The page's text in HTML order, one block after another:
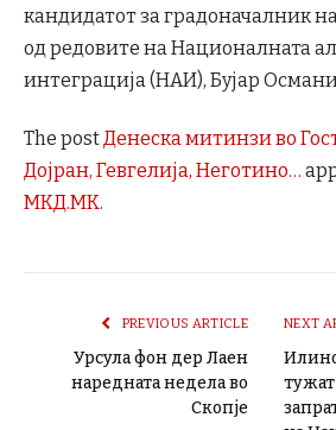
кандидатот за градоначалник
од редовите на Националната
интеграција (НАИ), Бујар
The postДенеска митинзи во
Дојран, Гевгелија, Неготино…
МКД.МК.
PREVIOUS ARTICLE
Урсула фон дер Лаен
наредната недела во
Скопје
NEXT
тужат